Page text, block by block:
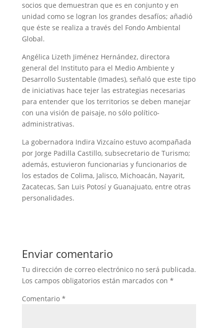
socios que demuestran que es en conjunto y en
unidad como se logran los grandes desafíos; añadió
que éste se realiza a través del Fondo Ambiental
Global.
Angélica Lizeth Jiménez Hernández, directora
general del Instituto para el Medio Ambiente y
Desarrollo Sustentable (Imades), señaló que este tipo
de iniciativas hace tejer las estrategias necesarias
para entender que los territorios se deben manejar
con una visión de paisaje, no sólo político-
administrativas.
La gobernadora Indira Vizcaíno estuvo acompañada
por Jorge Padilla Castillo, subsecretario de Turismo;
además, estuvieron funcionarias y funcionarios de
los estados de Colima, Jalisco, Michoacán, Nayarit,
Zacatecas, San Luis Potosí y Guanajuato, entre otras
personalidades.
Enviar comentario
Tu dirección de correo electrónico no será publicada.
Los campos obligatorios están marcados con *
Comentario *